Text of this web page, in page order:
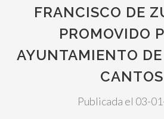
FRANCISCO DE
PROMOVIDO
AYUNTAMIENTO
CANTOS
Publicada el 03-